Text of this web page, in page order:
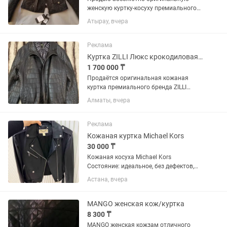
женскую куртку-косуху премиального
бренда Philipp Plein. Эксклюзивная
подиумная коллекция Monogram Mania
сплошное глубокое...
Атырау, вчера
Реклама
Куртка ZILLI Люкс крокодиловая кожа
1 700 000 ₸
Продаётся оригинальная кожаная
куртка премиального бренда ZILLI
(Франция). 100% подлинник,
высочайшее качество кожи и
Покупалась за 10 000 $, состояние как
новое.
Алматы, вчера
Реклама
Кожаная куртка Michael Kors
30 000 ₸
Кожаная косуха Michael Kors
Состояние: идеальное, без дефектов,
потертостей и повреждений. Очень
стильная и актуальная модель
образ: от casual до более дерзкого...
Астана, вчера
MANGO женская кож/куртка
8 300 ₸
MANGO женская кожзам отличного